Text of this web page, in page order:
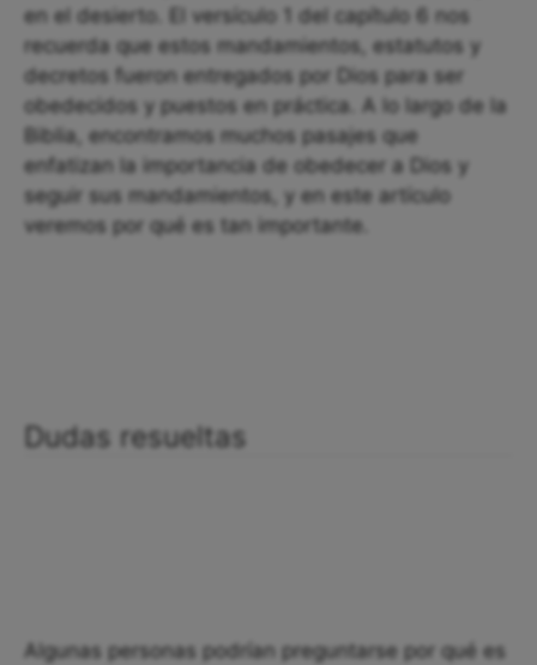
en el desierto. El versículo 1 del capítulo 6 nos
recuerda que estos mandamientos, estatutos y
decretos fueron entregados por Dios para ser
obedecidos y puestos en práctica. A lo largo de la
Biblia, encontramos muchos pasajes que
enfatizan la importancia de obedecer a Dios y
seguir sus mandamientos, y en este artículo
veremos por qué es tan importante.
Dudas resueltas
Algunas personas podrían preguntarse por qué es